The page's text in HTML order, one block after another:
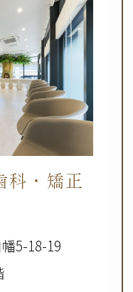
科・矯正
5-18-19